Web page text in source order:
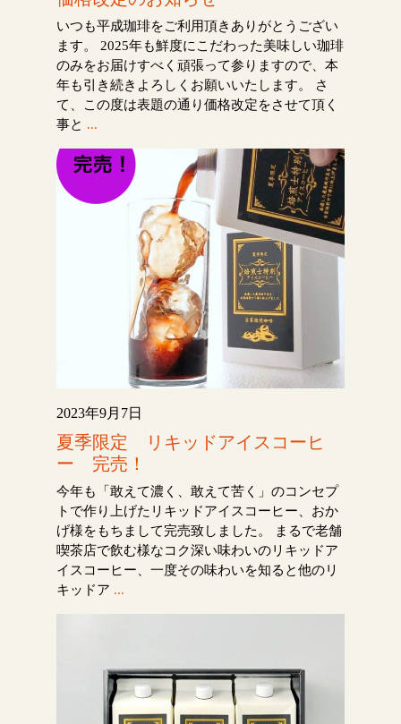
いつも平成珈琲をご利用頂きありがとうござい
ます。 2025年も鮮度にこだわった美味しい珈琲
のみをお届けすべく頑張って参りますので、本
年も引き続きよろしくお願いいたします。 さ
て、この度は表題の通り価格改定をさせて頂く
事と ...
2023年9月7日
夏季限定 リキッドアイスコーヒ
ー 完売！
今年も「敢えて濃く、敢えて苦く」のコンセプ
トで作り上げたリキッドアイスコーヒー、おか
げ様をもちまして完売致しました。 まるで老舗
喫茶店で飲む様なコク深い味わいのリキッドア
イスコーヒー、一度その味わいを知ると他のリ
キッドア ...